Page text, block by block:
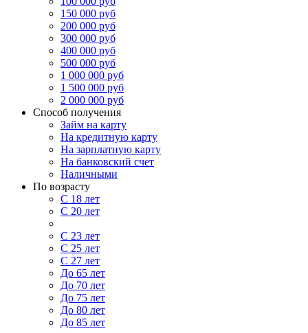
150 000 руб
200 000 руб
300 000 руб
400 000 руб
500 000 руб
1 000 000 руб
1 500 000 руб
2 000 000 руб
Способ получения
Займ на карту
На кредитную карту
На зарплатную карту
На банковский счет
Наличными
По возрасту
С 18 лет
С 20 лет
С 23 лет
С 25 лет
С 27 лет
До 65 лет
До 70 лет
До 75 лет
До 80 лет
До 85 лет